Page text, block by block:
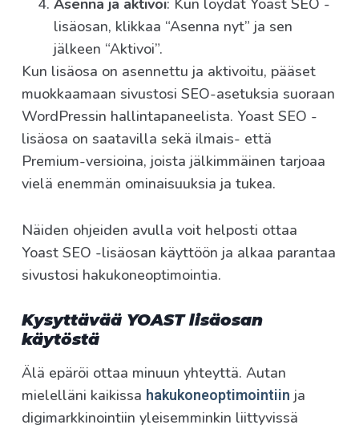
Asenna ja aktivoi: Kun löydät Yoast SEO -
lisäosan, klikkaa “Asenna nyt” ja sen
jälkeen “Aktivoi”.
Kun lisäosa on asennettu ja aktivoitu, pääset
muokkaamaan sivustosi SEO-asetuksia suoraan
WordPressin hallintapaneelista. Yoast SEO -
lisäosa on saatavilla sekä ilmais- että
Premium-versioina, joista jälkimmäinen tarjoaa
vielä enemmän ominaisuuksia ja tukea.
Näiden ohjeiden avulla voit helposti ottaa
Yoast SEO -lisäosan käyttöön ja alkaa parantaa
sivustosi hakukoneoptimointia.
Kysyttävää YOAST lisäosan
käytöstä
Älä epäröi ottaa minuun yhteyttä. Autan
mielelläni kaikissa hakukoneoptimointiin ja
digimarkkinointiin yleisemminkin liittyvissä